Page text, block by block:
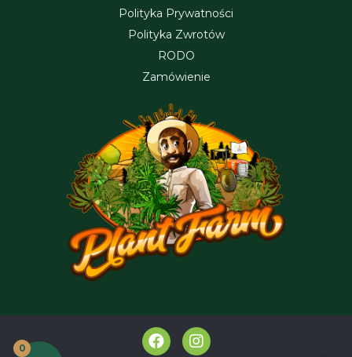
Polityka Prywatności
Polityka Zwrotów
RODO
Zamówienie
F
a
I
n
0